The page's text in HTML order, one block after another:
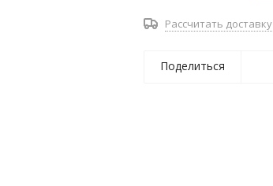
Рассчитать доставку
Поделиться